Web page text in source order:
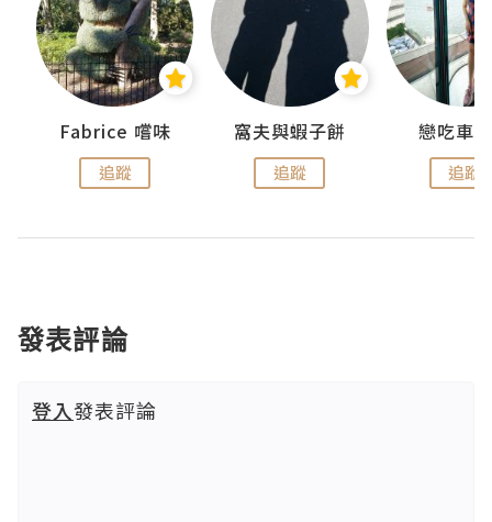
Fabrice 嚐味
追蹤
窩夫與蝦子餅
追蹤
戀吃車
追蹤
發表評論
登入發表評論